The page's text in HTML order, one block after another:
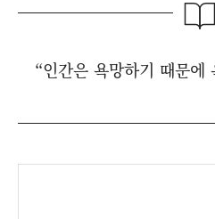
“인간은 욕망하기 때문에